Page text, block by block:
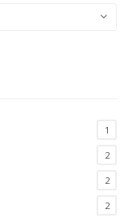
1
2
2
2